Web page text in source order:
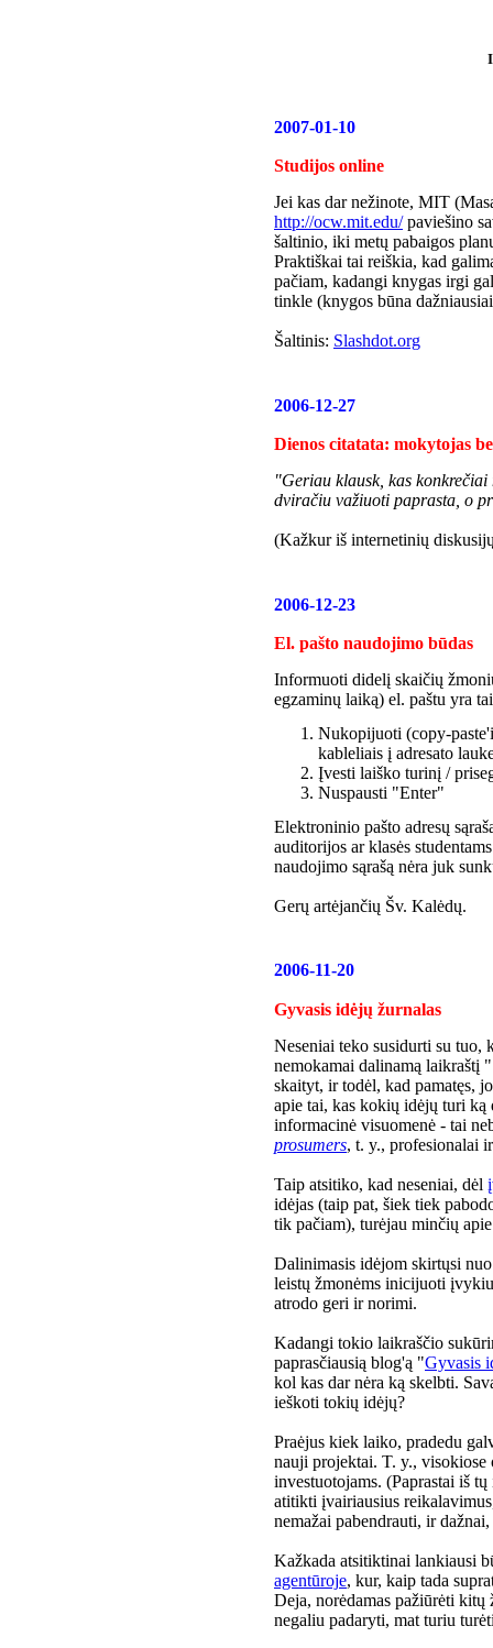
2007-01-10
Studijos online
Jei kas dar nežinote, MIT
http://ocw.mit.edu/paviešino
šaltinio, iki metų pabaigos
Praktiškai tai reiškia, kad
pačiam, kadangi knygas irgi
tinkle (knygos būna
Šaltinis: Slashdot.org
2006-12-27
Dienos citatata: mokytojas
"Geriau klausk, kas
dviračiu važiuoti paprasta, o
(Kažkur iš internetinių
2006-12-23
El. pašto naudojimo būdas
Informuoti didelį skaičių
egzaminų laiką) el. paštu yra
Nukopijuoti (copy-
kableliais į adresato
Įvesti laiško turinį /
Nuspausti "Enter"
Elektroninio pašto adresų
auditorijos ar klasės
naudojimo sąrašą nėra juk
Gerų artėjančių Šv. Kalėdų.
2006-11-20
Gyvasis idėjų žurnalas
Neseniai teko susidurti su tuo,
nemokamai dalinamą laikraštį
skaityt, ir todėl, kad pamatęs,
apie tai, kas kokių idėjų turi
informacinė visuomenė - tai
prosumers, t. y., profesionalai
Taip atsitiko, kad neseniai, dėl
idėjas (taip pat, šiek tiek
tik pačiam), turėjau minčių
Dalinimasis idėjom skirtųsi
leistų žmonėms inicijuoti
atrodo geri ir norimi.
Kadangi tokio laikraščio
paprasčiausią blog'ą "Gyvasis
kol kas dar nėra ką skelbti.
ieškoti tokių idėjų?
Praėjus kiek laiko, pradedu
nauji projektai. T. y., visokiose
investuotojams. (Paprastai iš
atitikti įvairiausius
nemažai pabendrauti, ir
Kažkada atsitiktinai lankiausi
agentūroje, kur, kaip tada
Deja, norėdamas pažiūrėti
negaliu padaryti, mat turiu